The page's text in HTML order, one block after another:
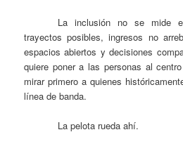
La inclusión no se mide
trayectos posibles, ingresos no
espacios abiertos y decisiones
quiere poner a las personas al
mirar primero a quienes
línea de banda.
La pelota rueda ahí.